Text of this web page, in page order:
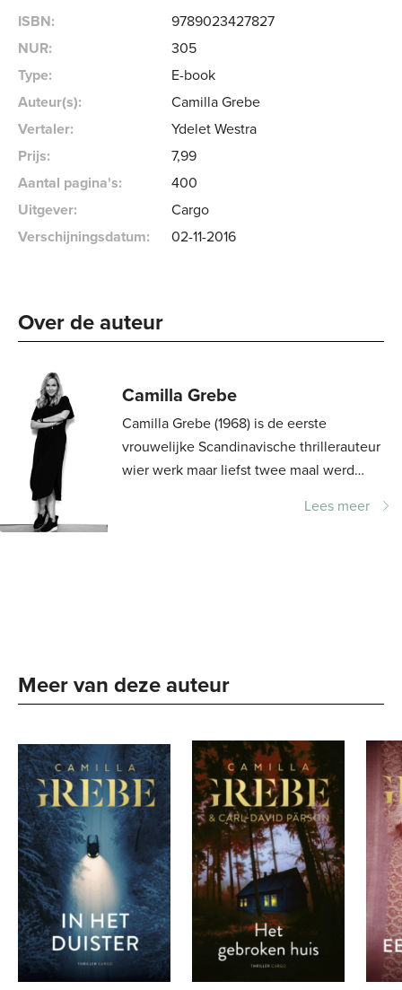
ISBN:
9789023427827
NUR:
305
Type:
E-book
Auteur(s):
Camilla Grebe
Vertaler:
Ydelet Westra
Prijs:
7,99
Aantal pagina's:
400
Uitgever:
Cargo
Verschijningsdatum:
02-11-2016
Over de auteur
Camilla Grebe
Camilla Grebe (1968) is de eerste
vrouwelijke Scandinavische thrillerauteur
wier werk maar liefst twee maal werd
Alleen Stieg Larsson en Arnaldur
Lees meer
Meer van deze auteur